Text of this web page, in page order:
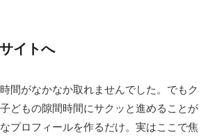
イトへ
間がなかなか取れませんでした。でもク
どもの隙間時間にサクッと進めることが
プロフィールを作るだけ。実はここで焦